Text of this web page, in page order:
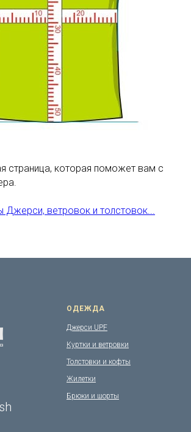
страница, которая поможет вам с
Джерси, ветровок и толстовок...
ОДЕЖДА
Джерси UPF
Куртки и ветровки
Толстовки и кофты
Жилетки
Брюки и шорты